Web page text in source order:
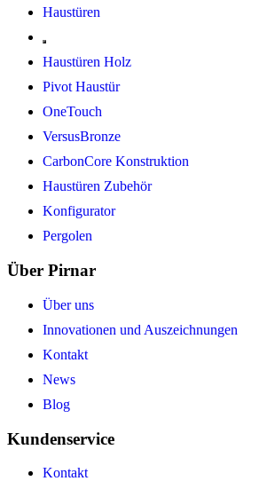
Haustüren
Haustüren Holz
Pivot Haustür
OneTouch
VersusBronze
CarbonCore Konstruktion
Haustüren Zubehör
Konfigurator
Pergolen
Über Pirnar
Über uns
Innovationen und Auszeichnungen
Kontakt
News
Blog
Kundenservice
Kontakt